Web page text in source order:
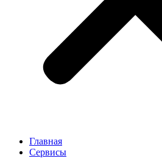
Главная
Сервисы